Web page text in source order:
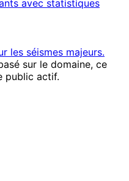
avec statistiques
les séismes majeurs.
sur le domaine, ce
public actif.